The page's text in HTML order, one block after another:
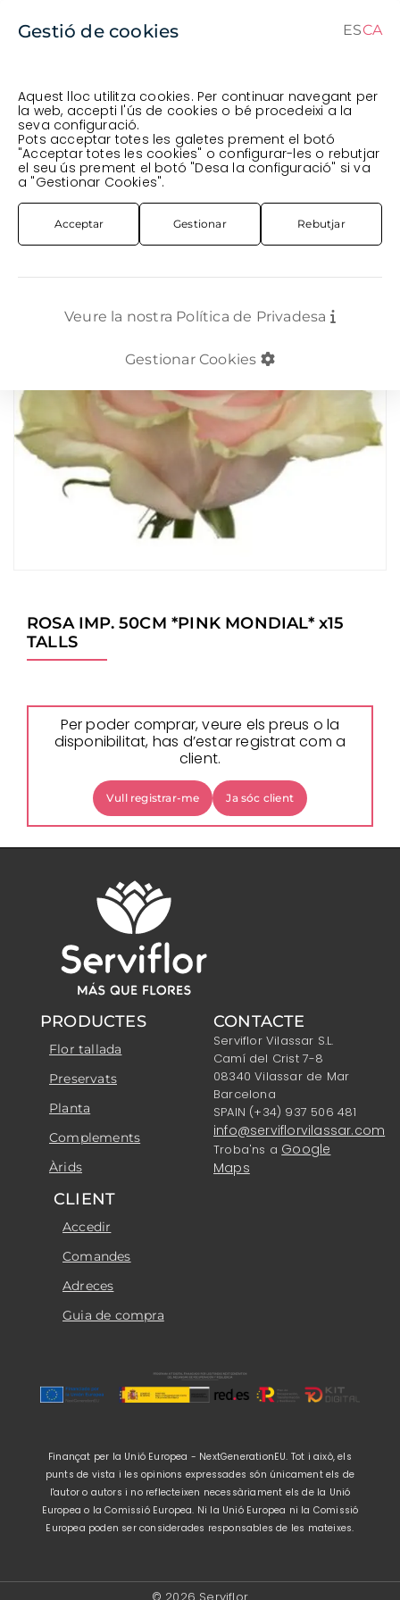
ESCA
Comanda en curs (prevista per al) · Transportista
Veure comanda
FLOR TALLADA
ROSA SUD-AMÈRICA
ROSA IMP. 50CM *PINK MONDIAL* x15 TALLS
ROSA IMP. 50CM *PINK MONDIAL* x15
TALLS
Per poder comprar, veure els preus o la
disponibilitat, has d’estar registrat com a
client.
Vull registrar-me Ja sóc client
Gestió de cookies ESCA
Aquest lloc utilitza cookies. Per continuar navegant per
la web, accepti l'ús de cookies o bé procedeixi a la
seva configuració.
Pots acceptar totes les galetes prement el botó
"Acceptar totes les cookies" o configurar-les o rebutjar
el seu ús prement el botó "Desa la configuració" si va
a "Gestionar Cookies".
Acceptar Gestionar Rebutjar
Veure la nostra Política de Privadesa
Gestionar Cookies
PRODUCTES
Flor tallada
Preservats
Planta
Complements
Àrids
CONTACTE
Serviflor Vilassar S.L.
Camí del Crist 7-8
08340 Vilassar de Mar
Barcelona
SPAIN (+34) 937 506 481
info@serviflorvilassar.com
Troba'ns a Google
Maps
CLIENT
Accedir
Comandes
Adreces
Guia de compra
Finançat per la Unió Europea - NextGenerationEU. Tot i això, els
punts de vista i les opinions expressades són únicament els de
l'autor o autors i no reflecteixen necessàriament els de la Unió
Europea o la Comissió Europea. Ni la Unió Europea ni la Comissió
Europea poden ser considerades responsables de les mateixes.
© 2026 Serviflor